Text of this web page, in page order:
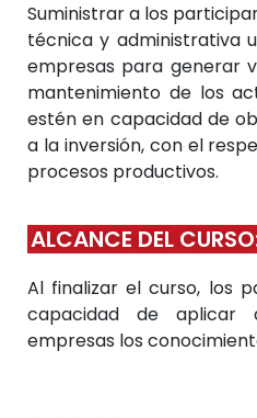
Suministrar a los
técnica y administrativa
empresas para generar
mantenimiento de los
estén en capacidad de
a la inversión, con el
procesos productivos.
ALCANCE DEL
Al finalizar el curso, los
capacidad de aplicar
empresas los